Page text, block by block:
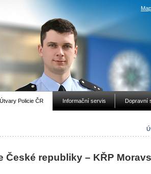
Útvary Policie ČR Informační servis Dopravní
České republiky – KŘP